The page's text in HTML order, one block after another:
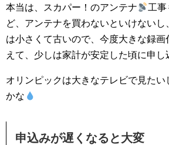
本当は、スカパー！のアンテナ
工事
ど、アンテナを買わないといけない
は小さくて古いので、今度大きな録画
えて、少しは家計が安定した頃に申し
オリンピックは大きなテレビで見た
かな
申込みが遅くなると大変